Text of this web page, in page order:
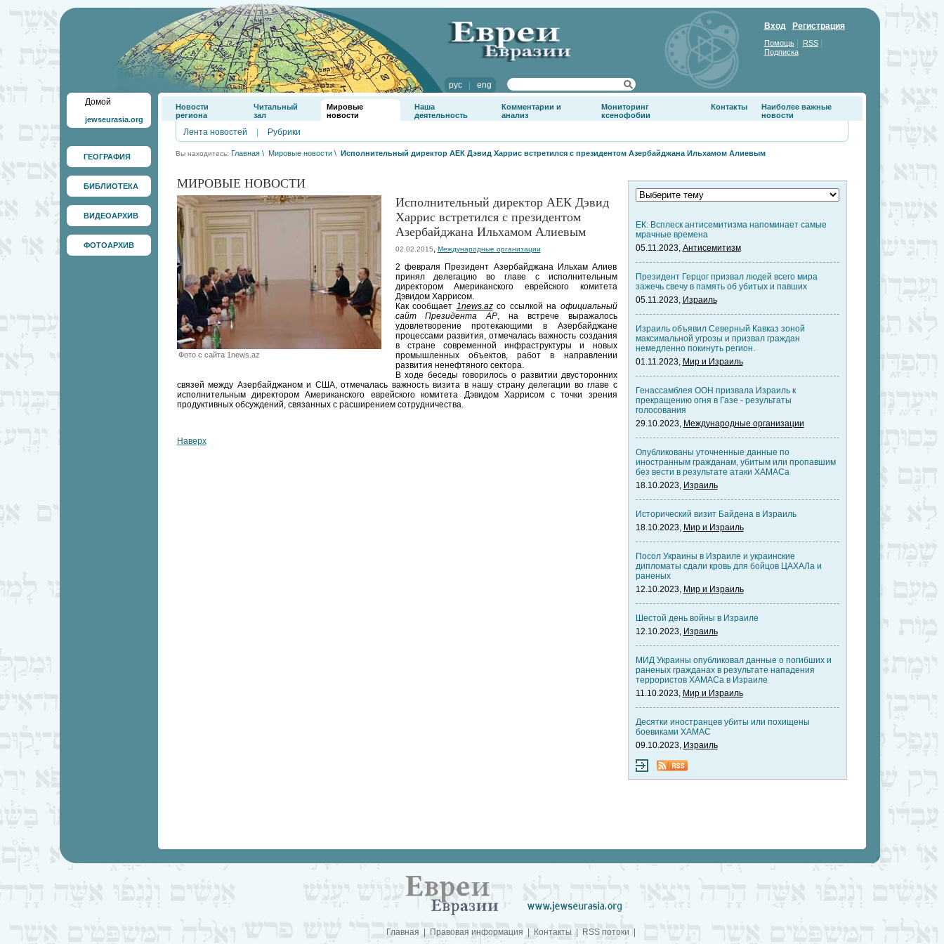
рус| eng
Вход Регистрация
Помощь| RSS|
Подписка
Домой
jewseurasia.org
ГЕОГРАФИЯ
БИБЛИОТЕКА
ВИДЕОАРХИВ
ФОТОАРХИВ
Новости
региона
Читальный
зал
Мировые
новости
Наша
деятельность
Комментарии и
анализ
Мониторинг
ксенофобии
Контакты
Наиболее важные
новости
Лента новостей Рубрики
Вы находитесь: Главная \ Мировые новости \ Исполнительный директор АЕК Дэвид Харрис встретился с президентом Азербайджана Ильхамом Алиевым
МИРОВЫЕ НОВОСТИ
Фото с сайта 1news.az
Исполнительный директор АЕК Дэвид
Харрис встретился с президентом
Азербайджана Ильхамом Алиевым
02.02.2015, Международные организации
2 февраля Президент Азербайджана Ильхам Алиев
принял делегацию во главе с исполнительным
директором Американского еврейского комитета
Дэвидом Харрисом.
Как сообщает 1news.azсо ссылкой на официальный
сайт Президента АР, на встрече выражалось
удовлетворение протекающими в Азербайджане
процессами развития, отмечалась важность создания
в стране современной инфраструктуры и новых
промышленных объектов, работ в направлении
развития ненефтяного сектора.
В ходе беседы говорилось о развитии двусторонних
связей между Азербайджаном и США, отмечалась важность визита в нашу страну делегации во главе с
исполнительным директором Американского еврейского комитета Дэвидом Харрисом с точки зрения
продуктивных обсуждений, связанных с расширением сотрудничества.
Наверх
ЕК: Всплеск антисемитизма напоминает самые
мрачные времена
05.11.2023, Антисемитизм
Президент Герцог призвал людей всего мира
зажечь свечу в память об убитых и павших
05.11.2023, Израиль
Израиль объявил Северный Кавказ зоной
максимальной угрозы и призвал граждан
немедленно покинуть регион.
01.11.2023, Мир и Израиль
Генассамблея ООН призвала Израиль к
прекращению огня в Газе - результаты
голосования
29.10.2023, Международные организации
Опубликованы уточненные данные по
иностранным гражданам, убитым или пропавшим
без вести в результате атаки ХАМАСа
18.10.2023, Израиль
Исторический визит Байдена в Израиль
18.10.2023, Мир и Израиль
Посол Украины в Израиле и украинские
дипломаты сдали кровь для бойцов ЦАХАЛа и
раненых
12.10.2023, Мир и Израиль
Шестой день войны в Израиле
12.10.2023, Израиль
МИД Украины опубликовал данные о погибших и
раненых гражданах в результате нападения
террористов ХАМАСа в Израиле
11.10.2023, Мир и Израиль
Десятки иностранцев убиты или похищены
боевиками ХАМАС
09.10.2023, Израиль
Главная Правовая информация Контакты RSS потоки